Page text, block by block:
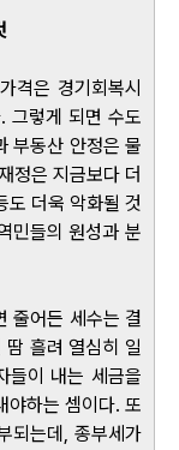
격은 경기회복시
그렇게 되면 수도
부동산 안정은 물
정은 지금보다 더
도 더욱 악화될 것
민들의 원성과 분
줄어든 세수는 결
땀 흘려 열심히 일
들이 내는 세금을
야하는 셈이다. 또
되는데, 종부세가